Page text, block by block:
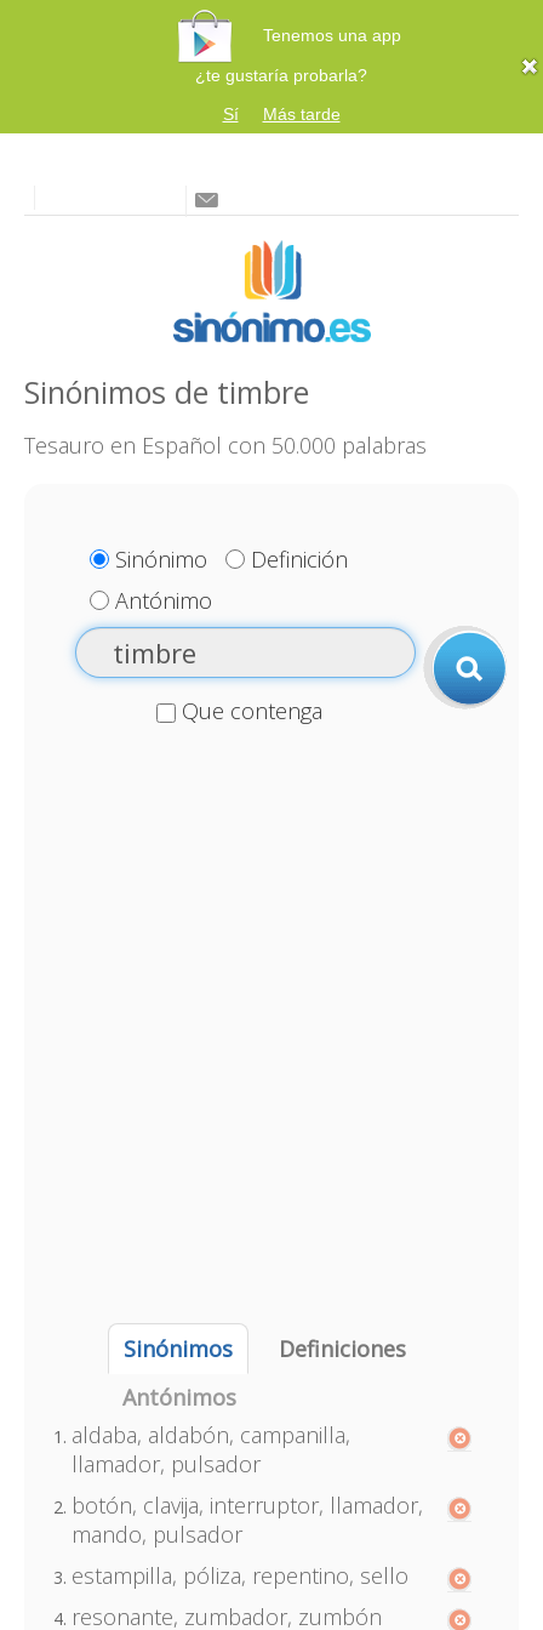
Tenemos una app
¿te gustaría probarla?
Sí
Más tarde
Sinónimos de timbre
Tesauro en Español con 50.000 palabras
Sinónimo
Definición
Antónimo
Que contenga
Sinónimos
Definiciones
Antónimos
aldaba, aldabón, campanilla,
llamador, pulsador
botón, clavija, interruptor, llamador,
mando, pulsador
estampilla, póliza, repentino, sello
resonante, zumbador, zumbón